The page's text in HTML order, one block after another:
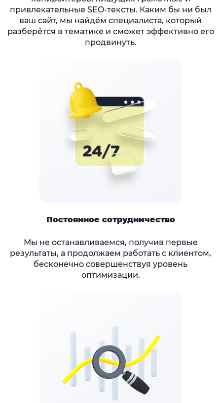
привлекательные SEO-тексты. Каким бы ни был
ваш сайт, мы найдём специалиста, который
разберётся в тематике и сможет эффективно его
продвинуть.
Постоянное сотрудничество
Мы не останавливаемся, получив первые
результаты, а продолжаем работать с клиентом,
бесконечно совершенствуя уровень
оптимизации.